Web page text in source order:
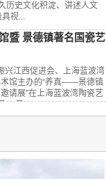
历史文化积淀、讲述人文
视...
暨 景德镇著名国瓷艺
兴江西促进会、上海蓝波湾
术馆主办的“养真——景德镇
请展”在上海蓝波湾陶瓷艺
15日...